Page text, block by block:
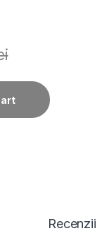
(4-
Recenzii